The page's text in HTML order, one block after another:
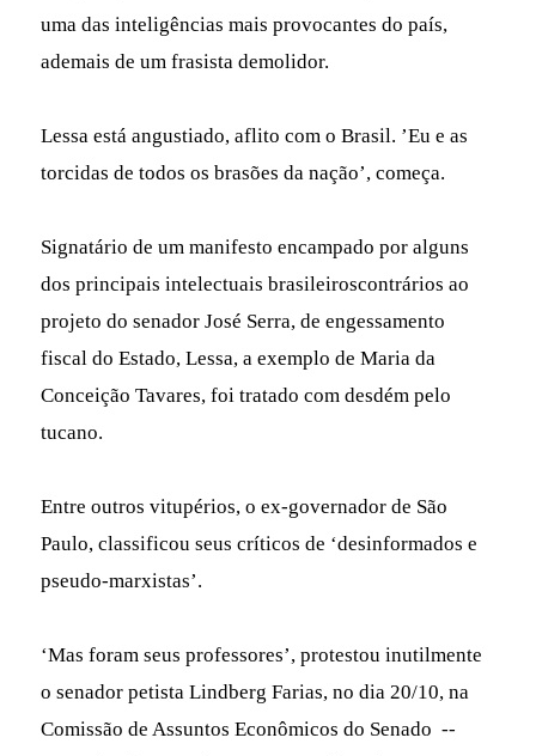
uma das inteligências mais provocantes do país,
ademais de um frasista demolidor.
Lessa está angustiado, aflito com o Brasil. ’Eu e as
torcidas de todos os brasões da nação’, começa.
Signatário de um manifesto encampado por alguns
dos principais intelectuais brasileiroscontrários ao
projeto do senador José Serra, de engessamento
fiscal do Estado, Lessa, a exemplo de Maria da
Conceição Tavares, foi tratado com desdém pelo
tucano.
Entre outros vitupérios, o ex-governador de São
Paulo, classificou seus críticos de ‘desinformados e
pseudo-marxistas’.
‘Mas foram seus professores’, protestou inutilmente
o senador petista Lindberg Farias, no dia 20/10, na
Comissão de Assuntos Econômicos do Senado --